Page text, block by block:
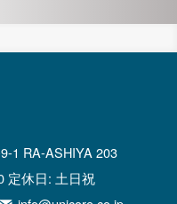
1 RA-ASHIYA 203
定休日: 土日祝